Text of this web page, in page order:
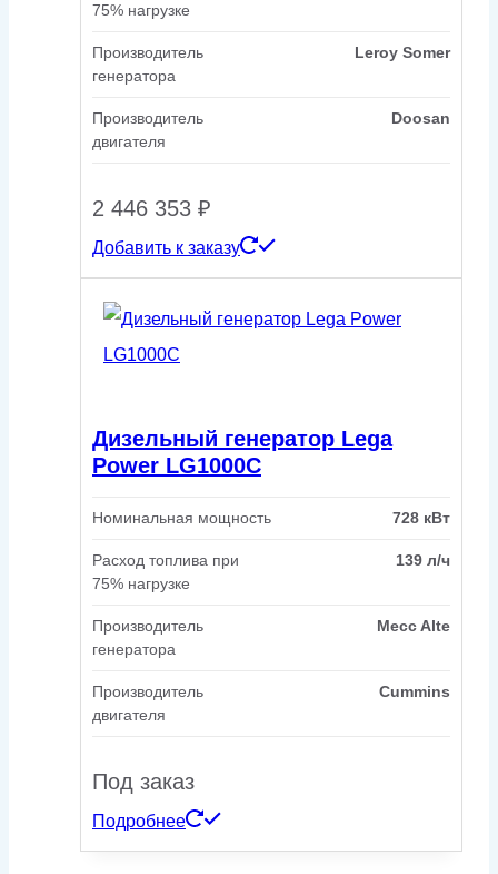
75% нагрузке
Производитель
генератора
Leroy Somer
Производитель
двигателя
Doosan
2 446 353 ₽
Добавить к заказу
Дизельный генератор Lega
Power LG1000C
Номинальная мощность 728 кВт
Расход топлива при
75% нагрузке
139 л/ч
Производитель
генератора
Mecc Alte
Производитель
двигателя
Cummins
Под заказ
Подробнее